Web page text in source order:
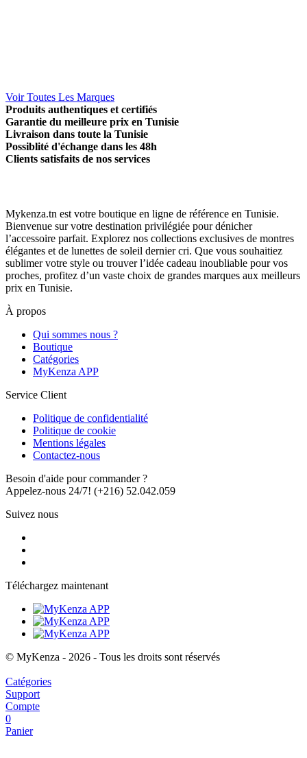
Voir Toutes Les Marques
Produits authentiques et certifiés
Garantie du meilleure prix en Tunisie
Livraison dans toute la Tunisie
Possiblité d'échange dans les 48h
Clients satisfaits de nos services
Mykenza.tn est votre boutique en ligne de référence en Tunisie.
Bienvenue sur votre destination privilégiée pour dénicher
l’accessoire parfait. Explorez nos collections exclusives de montres
élégantes et de lunettes de soleil dernier cri. Que vous souhaitiez
sublimer votre style ou trouver l’idée cadeau inoubliable pour vos
proches, profitez d’un vaste choix de grandes marques aux meilleurs
prix en Tunisie.
À propos
Qui sommes nous ?
Boutique
Catégories
MyKenza APP
Service Client
Politique de confidentialité
Politique de cookie
Mentions légales
Contactez-nous
Besoin d'aide pour commander ?
Appelez-nous 24/7! (+216) 52.042.059
Suivez nous
Téléchargez maintenant
© MyKenza - 2026 - Tous les droits sont réservés
Catégories
Support
Compte
0
Panier